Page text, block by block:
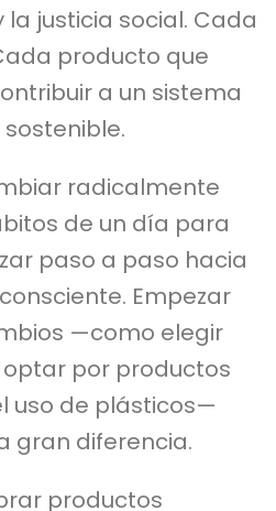
justicia social. Cada
producto que
a un sistema
radicalmente
de un día para
paso a paso hacia
Empezar
—como elegir
por productos
uso de plásticos—
gran diferencia.
productos